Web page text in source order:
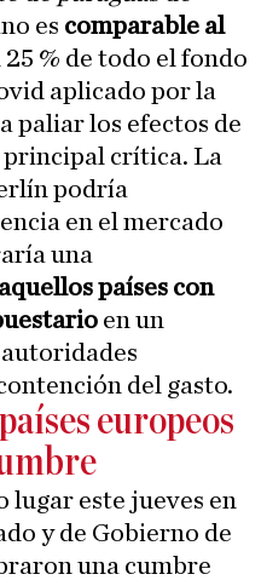
es comparable al
25 % de todo el fondo
aplicado por la
paliar los efectos de
principal crítica. La
podría
en el mercado
una
países con
en un
del gasto.
europeos
lugar este jueves en
y de Gobierno de
una cumbre